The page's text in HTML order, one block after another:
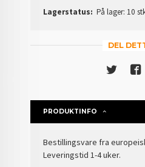
Lagerstatus: På lager: 10
DEL
PRODUKTINFO
Bestillingsvare fra
Leveringstid 1-4 uker.